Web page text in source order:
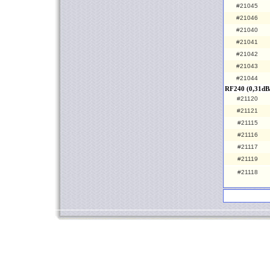
#21045
#21046
#21040
#21041
#21042
#21043
#21044
RF240
#21120
#21121
#21115
#21116
#21117
#21119
#21118